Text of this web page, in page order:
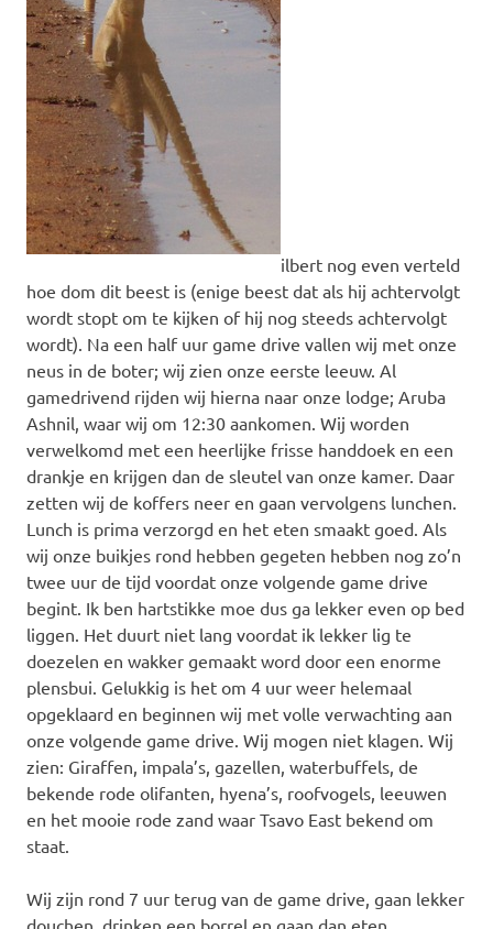
ilbert nog even verteld
hoe dom dit beest is (enige beest dat als hij achtervolgt
wordt stopt om te kijken of hij nog steeds achtervolgt
wordt). Na een half uur game drive vallen wij met onze
neus in de boter; wij zien onze eerste leeuw. Al
gamedrivend rijden wij hierna naar onze lodge; Aruba
Ashnil, waar wij om 12:30 aankomen. Wij worden
verwelkomd met een heerlijke frisse handdoek en een
drankje en krijgen dan de sleutel van onze kamer. Daar
zetten wij de koffers neer en gaan vervolgens lunchen.
Lunch is prima verzorgd en het eten smaakt goed. Als
wij onze buikjes rond hebben gegeten hebben nog zo’n
twee uur de tijd voordat onze volgende game drive
begint. Ik ben hartstikke moe dus ga lekker even op bed
liggen. Het duurt niet lang voordat ik lekker lig te
doezelen en wakker gemaakt word door een enorme
plensbui. Gelukkig is het om 4 uur weer helemaal
opgeklaard en beginnen wij met volle verwachting aan
onze volgende game drive. Wij mogen niet klagen. Wij
zien: Giraffen, impala’s, gazellen, waterbuffels, de
bekende rode olifanten, hyena’s, roofvogels, leeuwen
en het mooie rode zand waar Tsavo East bekend om
staat.
Wij zijn rond 7 uur terug van de game drive, gaan lekker